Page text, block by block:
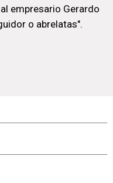
empresario Gerardo
o abrelatas".